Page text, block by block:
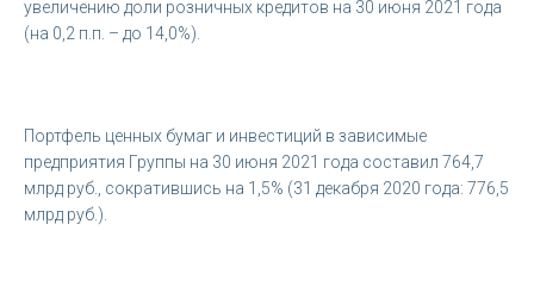
увеличению доли розничных кредитов на 30 июня 2021 года
(на 0,2 п.п. – до 14,0%).
Портфель ценных бумаг и инвестиций в зависимые
предприятия Группы на 30 июня 2021 года составил 764,7
млрд руб., сократившись на 1,5% (31 декабря 2020 года: 776,5
млрд руб.).